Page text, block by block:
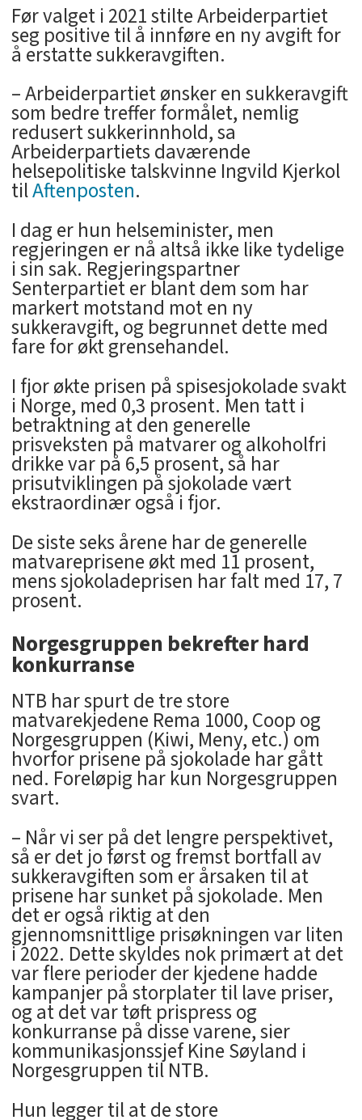
Før valget i 2021 stilte Arbeiderpartiet
seg positive til å innføre en ny avgift for
å erstatte sukkeravgiften.
– Arbeiderpartiet ønsker en sukkeravgift
som bedre treffer formålet, nemlig
redusert sukkerinnhold, sa
Arbeiderpartiets daværende
helsepolitiske talskvinne Ingvild Kjerkol
tilAftenposten.
I dag er hun helseminister, men
regjeringen er nå altså ikke like tydelige
i sin sak. Regjeringspartner
Senterpartiet er blant dem som har
markert motstand mot en ny
sukkeravgift, og begrunnet dette med
fare for økt grensehandel.
I fjor økte prisen på spisesjokolade svakt
i Norge, med 0,3 prosent. Men tatt i
betraktning at den generelle
prisveksten på matvarer og alkoholfri
drikke var på 6,5 prosent, så har
prisutviklingen på sjokolade vært
ekstraordinær også i fjor.
De siste seks årene har de generelle
matvareprisene økt med 11 prosent,
mens sjokoladeprisen har falt med 17, 7
prosent.
Norgesgruppen bekrefter hard
konkurranse
NTB har spurt de tre store
matvarekjedene Rema 1000, Coop og
Norgesgruppen (Kiwi, Meny, etc.) om
hvorfor prisene på sjokolade har gått
ned. Foreløpig har kun Norgesgruppen
svart.
– Når vi ser på det lengre perspektivet,
så er det jo først og fremst bortfall av
sukkeravgiften som er årsaken til at
prisene har sunket på sjokolade. Men
det er også riktig at den
gjennomsnittlige prisøkningen var liten
i 2022. Dette skyldes nok primært at det
var flere perioder der kjedene hadde
kampanjer på storplater til lave priser,
og at det var tøft prispress og
konkurranse på disse varene, sier
kommunikasjonssjef Kine Søyland i
Norgesgruppen til NTB.
Hun legger til at de store